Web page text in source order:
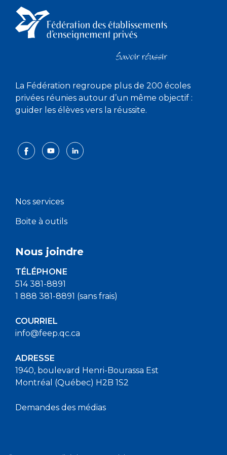
La Fédération regroupe plus de 200 écoles
privées réunies autour d’un même objectif :
guider les élèves vers la réussite.
Nos services
Boite à outils
Nous joindre
TÉLÉPHONE
514 381-8891
1 888 381-8891 (sans frais)
COURRIEL
info@feep.qc.ca
ADRESSE
1940, boulevard Henri-Bourassa Est
Montréal (Québec) H2B 1S2
Demandes des médias